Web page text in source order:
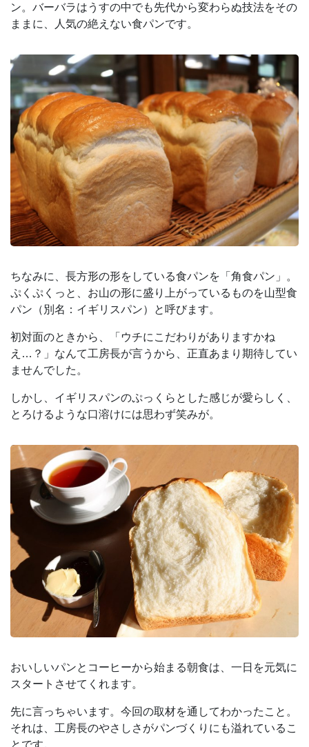
ン。バーバラはうすの中でも先代から変わらぬ技法をその
ままに、人気の絶えない食パンです。
ちなみに、長方形の形をしている食パンを「角食パン」。
ぷくぷくっと、お山の形に盛り上がっているものを山型食
パン（別名：イギリスパン）と呼びます。
初対面のときから、「ウチにこだわりがありますかね
え…？」なんて工房長が言うから、正直あまり期待してい
ませんでした。
しかし、イギリスパンのぷっくらとした感じが愛らしく、
とろけるような口溶けには思わず笑みが。
おいしいパンとコーヒーから始まる朝食は、一日を元気に
スタートさせてくれます。
先に言っちゃいます。今回の取材を通してわかったこと。
それは、工房長のやさしさがパンづくりにも溢れているこ
とです。